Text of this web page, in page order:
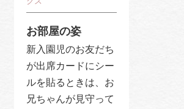
お部屋の姿
新入園児のお友だち
が出席カードにシー
ルを貼るときは、お
兄ちゃんが見守って